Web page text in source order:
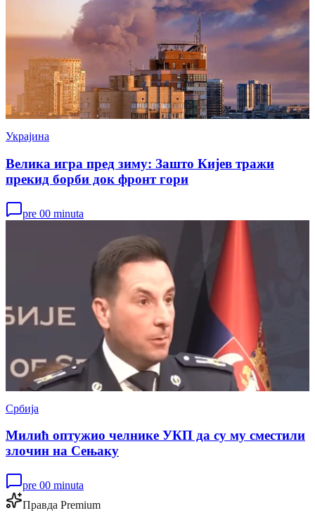
Украјина
Велика игра пред зиму: Зашто Кијев тражи
прекид борби док фронт гори
pre 00 minuta
Србија
Милић оптужио челнике УКП да су му сместили
злочин на Сењаку
pre 00 minuta
Правда Premium